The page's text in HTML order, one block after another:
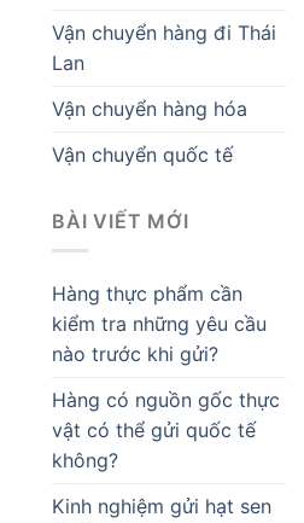
Vận chuyển hàng đi Thái
Lan
Vận chuyển hàng hóa
Vận chuyển quốc tế
BÀI VIẾT MỚI
Hàng thực phẩm cần
kiểm tra những yêu cầu
nào trước khi gửi?
Hàng có nguồn gốc thực
vật có thể gửi quốc tế
không?
Kinh nghiệm gửi hạt sen